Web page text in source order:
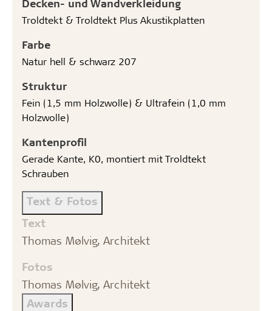
Decken- und Wandverkleidung
Troldtekt & Troldtekt Plus Akustikplatten
Farbe
Natur hell & schwarz 207
Struktur
Fein (1,5 mm Holzwolle) & Ultrafein (1,0 mm
Holzwolle)
Kantenprofil
Gerade Kante, K0, montiert mit Troldtekt
Schrauben
Text & Fotos
Text
Thomas Mølvig, Architekt
Fotos
Thomas Mølvig, Architekt
Awards